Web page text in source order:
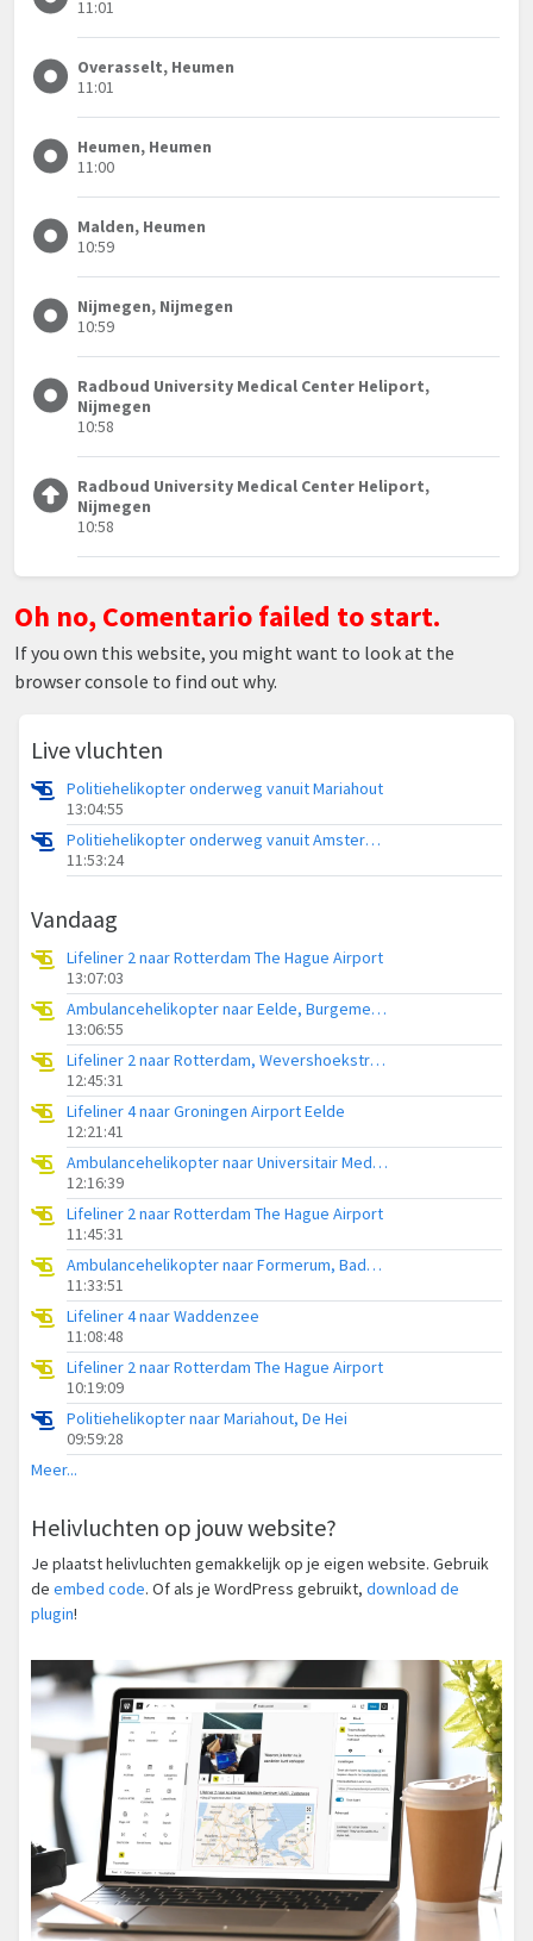
11:01
Overasselt, Heumen
11:01
Heumen, Heumen
11:00
Malden, Heumen
10:59
Nijmegen, Nijmegen
10:59
Radboud University Medical Center Heliport,
Nijmegen
10:58
Radboud University Medical Center Heliport,
Nijmegen
10:58
Oh no, Comentario failed to start.
If you own this website, you might want to look at the
browser console to find out why.
Live vluchten
Politiehelikopter onderweg vanuit Mariahout
13:04:55
Politiehelikopter onderweg vanuit Amsterdam Vliegveld Schiphol
11:53:24
Vandaag
Lifeliner 2 naar Rotterdam The Hague Airport
13:07:03
Ambulancehelikopter naar Eelde, Burgemeester J.G. Legroweg
13:06:55
Lifeliner 2 naar Rotterdam, Wevershoekstraat
12:45:31
Lifeliner 4 naar Groningen Airport Eelde
12:21:41
Ambulancehelikopter naar Universitair Medisch Centrum Groningen
12:16:39
Lifeliner 2 naar Rotterdam The Hague Airport
11:45:31
Ambulancehelikopter naar Formerum, Badweg Formerum
11:33:51
Lifeliner 4 naar Waddenzee
11:08:48
Lifeliner 2 naar Rotterdam The Hague Airport
10:19:09
Politiehelikopter naar Mariahout, De Hei
09:59:28
Meer...
Helivluchten op jouw website?
Je plaatst helivluchten gemakkelijk op je eigen website. Gebruik
de embed code. Of als je WordPress gebruikt, download de
plugin!